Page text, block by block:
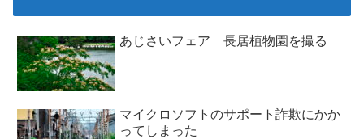
あじさいフェア 長居植物園を撮る
マイクロソフトのサポート詐欺にかか
ってしまった